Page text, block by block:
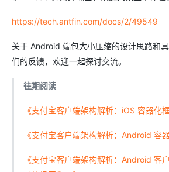
https://tech.antfin.com/docs/2/49549
关于 Android 端包大小压缩的设计思路和
们的反馈，欢迎一起探讨交流。
往期阅读
《支付宝客户端架构解析：iOS 容器化
《支付宝客户端架构解析：Android 容
《支付宝客户端架构解析：Android 客